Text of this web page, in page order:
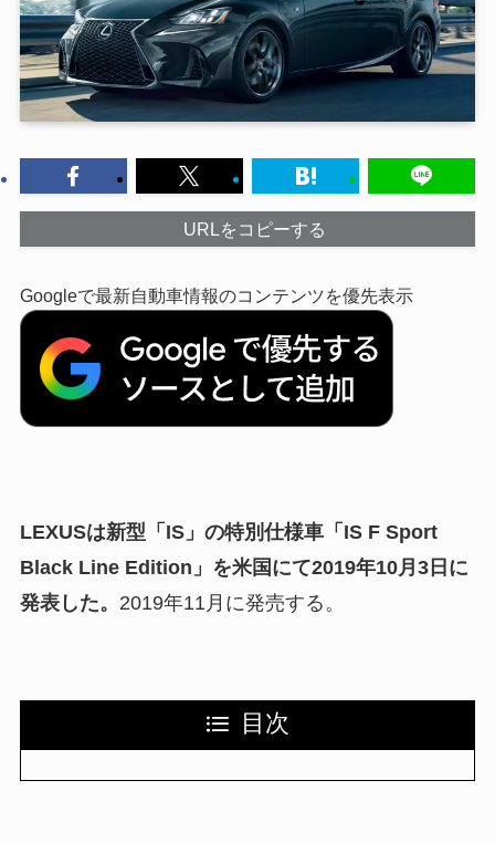
URLをコピーする
Googleで最新自動車情報のコンテンツを優先表示
LEXUSは新型「IS」の特別仕様車「IS F Sport
Black Line Edition」を米国にて2019年10月3日に
発表した。 2019年11月に発売する。
目次